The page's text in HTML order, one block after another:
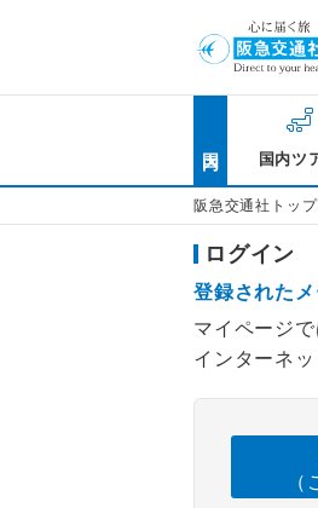
国内ツ
阪急交通社トップ
ログイン
登録された
マイページ
インターネ